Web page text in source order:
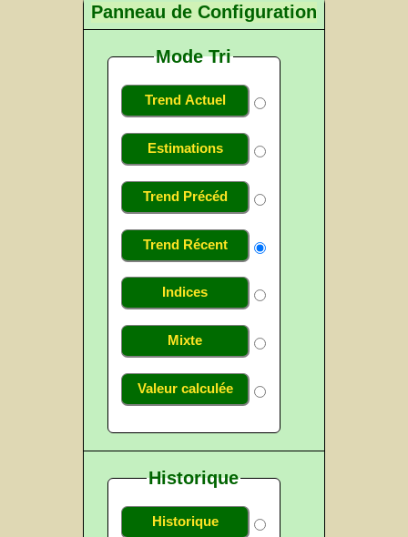
Panneau de Configuration
Mode Tri
Trend Actuel
Estimations
Trend Précéd
Trend Récent
Indices
Mixte
Valeur calculée
Historique
Historique